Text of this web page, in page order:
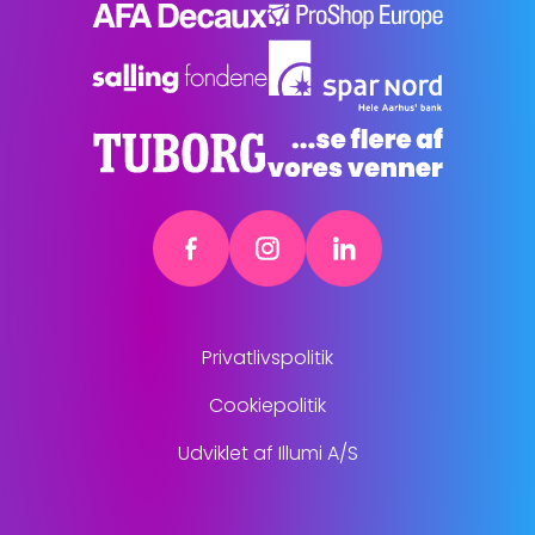
Privatlivspolitik
Cookiepolitik
Udviklet af Illumi A/S